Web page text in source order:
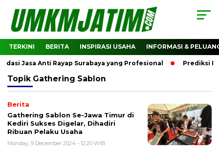
TERKINI BERITA INSPIRASI USAHA INFORMASI &
Jasa Anti Rayap Surabaya yang Profesional Prediksi
Topik Gathering Sablon
Berita
Gathering Sablon Se-Jawa Timur di
Kediri Sukses Digelar, Dihadiri
Ribuan Pelaku Usaha
Monday, 9 December 2024 - 12:20 WIB